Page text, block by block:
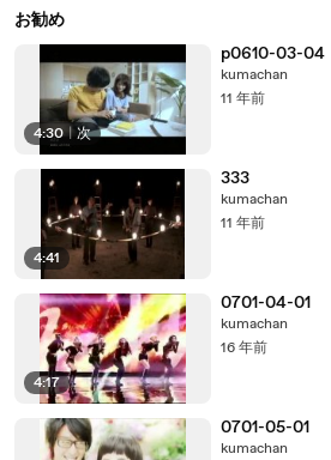
お勧め
4:30 | 次
p0610-03-04
kumachan
11 年前
4:41
333
kumachan
11 年前
4:17
0701-04-01
kumachan
16 年前
0701-05-01
kumachan